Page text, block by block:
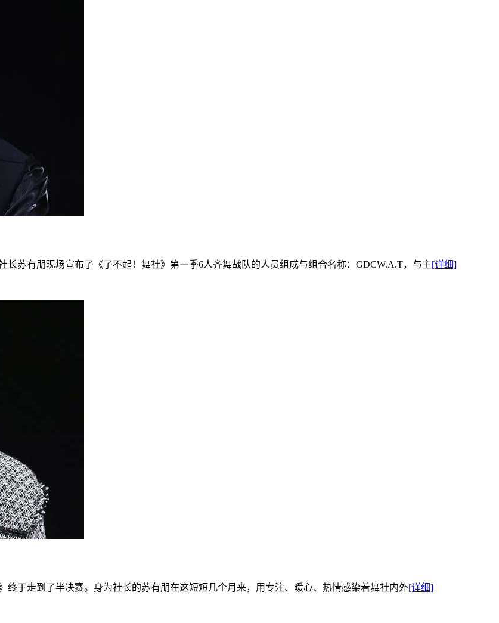
苏有朋现场宣布了《了不起！舞社》第一季6人齐舞战队的人员组成与组合名称：GDCW.A.T，与主[详细]
于走到了半决赛。身为社长的苏有朋在这短短几个月来，用专注、暖心、热情感染着舞社内外[详细]